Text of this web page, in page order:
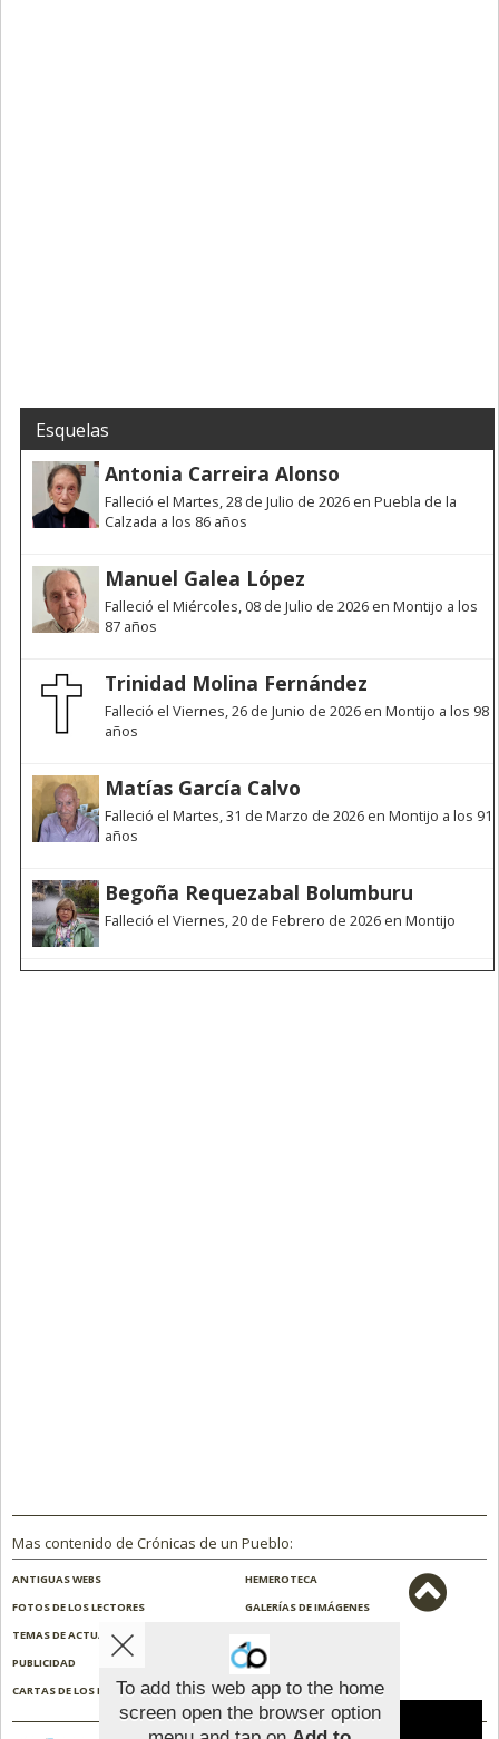
Esquelas
Antonia Carreira Alonso
Falleció el Martes, 28 de Julio de 2026 en Puebla de la
Calzada a los 86 años
Manuel Galea López
Falleció el Miércoles, 08 de Julio de 2026 en Montijo a los
87 años
Trinidad Molina Fernández
Falleció el Viernes, 26 de Junio de 2026 en Montijo a los 98
años
Matías García Calvo
Falleció el Martes, 31 de Marzo de 2026 en Montijo a los 91
años
Begoña Requezabal Bolumburu
Falleció el Viernes, 20 de Febrero de 2026 en Montijo
Mas contenido de Crónicas de un Pueblo:
ANTIGUAS WEBS
HEMEROTECA
FOTOS DE LOS LECTORES
GALERÍAS DE IMÁGENES
TEMAS DE ACTUALIDAD
PUBLICIDAD
CONTACTO
CARTAS DE LOS LECTORES
ENCUESTAS
To add this web app to the home
screen open the browser option
Aviso sobre el Uso de cookies: